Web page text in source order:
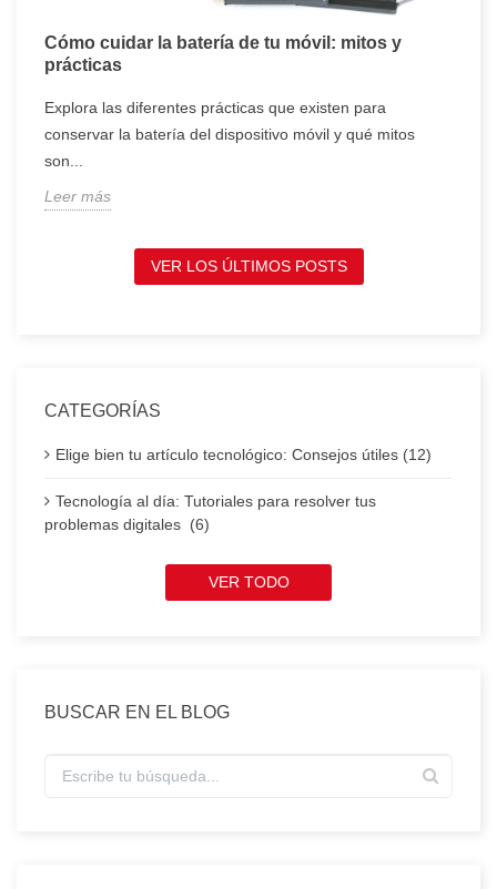
Cómo cuidar la batería de tu móvil: mitos y
prácticas
Explora las diferentes prácticas que existen para
conservar la batería del dispositivo móvil y qué mitos
son...
Leer más
VER LOS ÚLTIMOS POSTS
CATEGORÍAS
Elige bien tu artículo tecnológico: Consejos útiles (12)
Tecnología al día: Tutoriales para resolver tus
problemas digitales (6)
VER TODO
BUSCAR EN EL BLOG